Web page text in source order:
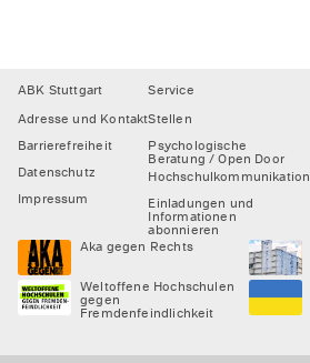
Footer
ABK Stuttgart
Adresse und Kontakt
Barrierefreiheit
Datenschutz
Impressum
Service
Stellen
Psychologische
Beratung / Open Door
Hochschulkommunikation
Einladungen und
Informationen
abonnieren
Aka gegen Rechts
Weltoffene Hochschulen
gegen
Fremdenfeindlichkeit